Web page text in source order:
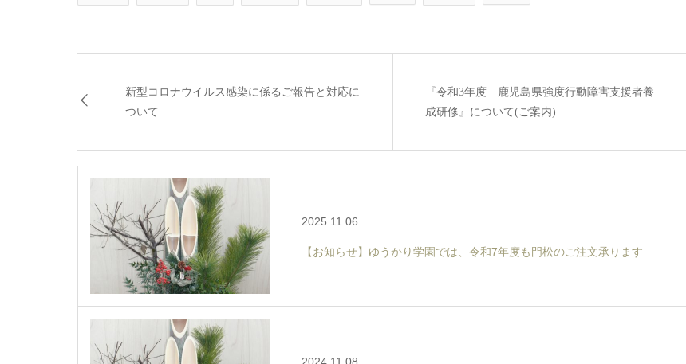
新型コロナウイルス感染に係るご報告と対応に
ついて
『令和3年度 鹿児島県強度行動障害支援者養
成研修』について(ご案内)
2025.11.06
【お知らせ】ゆうかり学園では、令和7年度も門松のご注文承ります
2024.11.08